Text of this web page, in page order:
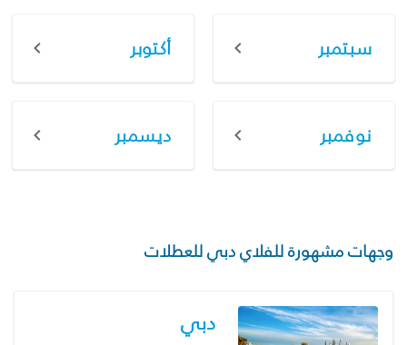
سبتمبر أكتوبر
نوفمبر ديسمبر
وجهات مشهورة للفلاي دبي للعطلات
دبي